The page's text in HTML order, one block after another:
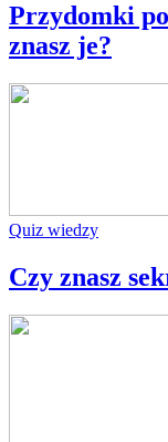
Przydomki
znasz je?
Quiz wiedzy
Czy znasz